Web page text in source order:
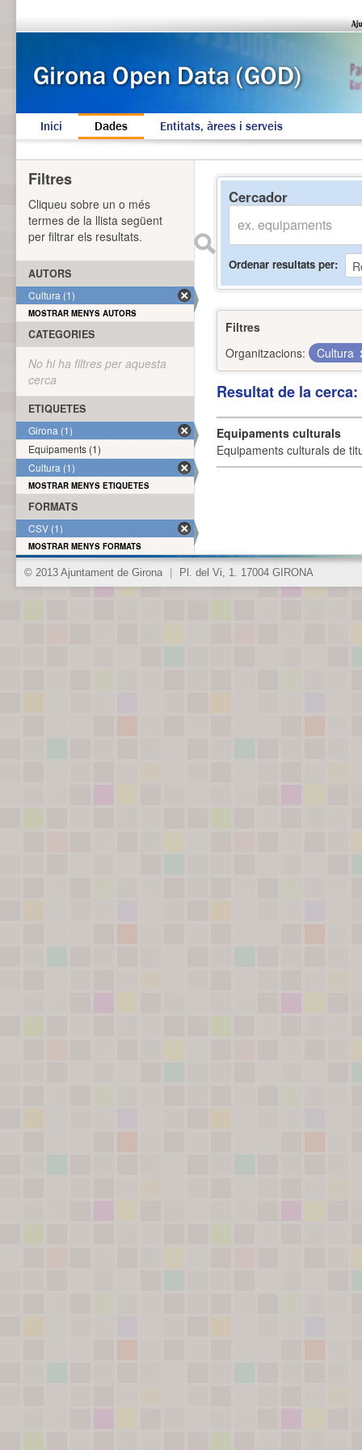
Inici Dades Entitats, àrees i serveis
Cercador
Ordenar resultats per
Filtres
Organitzacions:
Cultura
Resultat de la
Equipaments culturals
Equipaments culturals de
Filtres
Cliqueu sobre un o més
termes de la llista següent
per filtrar els resultats.
AUTORS
Cultura (1)
MOSTRAR MENYS AUTORS
CATEGORIES
No hi ha filtres per aquesta
cerca
ETIQUETES
Girona (1)
Equipaments (1)
Cultura (1)
MOSTRAR MENYS ETIQUETES
FORMATS
CSV (1)
MOSTRAR MENYS FORMATS
© 2013 Ajuntament de Girona Pl. del Vi, 1. 17004 GIRONA